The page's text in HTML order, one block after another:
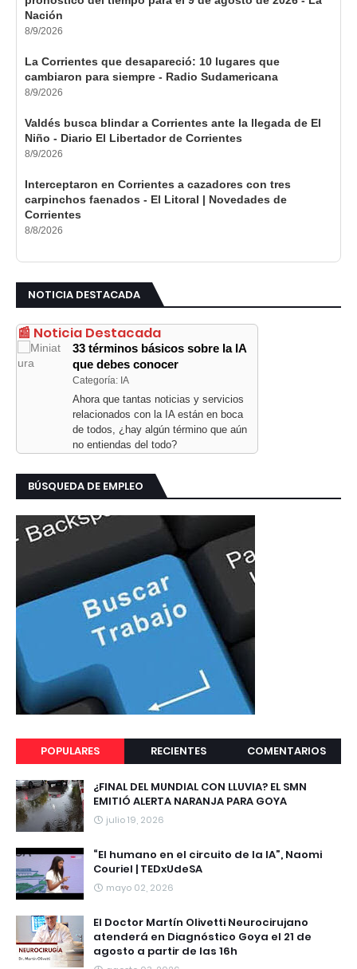
Nación
8/9/2026
La Corrientes que desapareció: 10 lugares que
cambiaron para siempre - Radio Sudamericana
8/9/2026
Valdés busca blindar a Corrientes ante la llegada de El
Niño - Diario El Libertador de Corrientes
8/9/2026
Interceptaron en Corrientes a cazadores con tres
carpinchos faenados - El Litoral | Novedades de
Corrientes
8/8/2026
NOTICIA DESTACADA
📰 Noticia Destacada
33 términos básicos sobre la IA
que debes conocer
Categoría: IA
Ahora que tantas noticias y servicios
relacionados con la IA están en boca
de todos, ¿hay algún término que aún
no entiendas del todo?
BÚSQUEDA DE EMPLEO
POPULARES RECIENTES COMENTARIOS
¿FINAL DEL MUNDIAL CON LLUVIA? EL SMN
EMITIÓ ALERTA NARANJA PARA GOYA
julio 19, 2026
“El humano en el circuito de la IA”, Naomi
Couriel | TEDxUdeSA
mayo 02, 2026
El Doctor Martín Olivetti Neurocirujano
atenderá en Diagnóstico Goya el 21 de
agosto a partir de las 16h